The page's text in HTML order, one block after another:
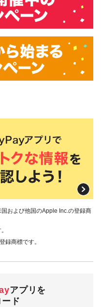
および他国のApple Inc.の登録商
録商標です。
アプリを
ド